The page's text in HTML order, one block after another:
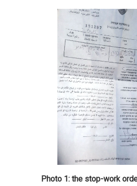
Photo 1: the stop-work